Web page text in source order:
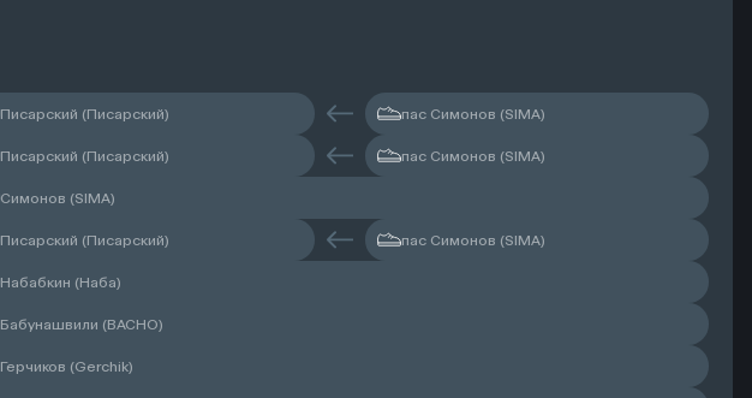
Писарский (Писарский) пас Симонов (SIMA)
Писарский (Писарский) пас Симонов (SIMA)
Симонов (SIMA)
Писарский (Писарский) пас Симонов (SIMA)
Набабкин (Наба)
Бабунашвили (BACHO)
Герчиков (Gerchik)